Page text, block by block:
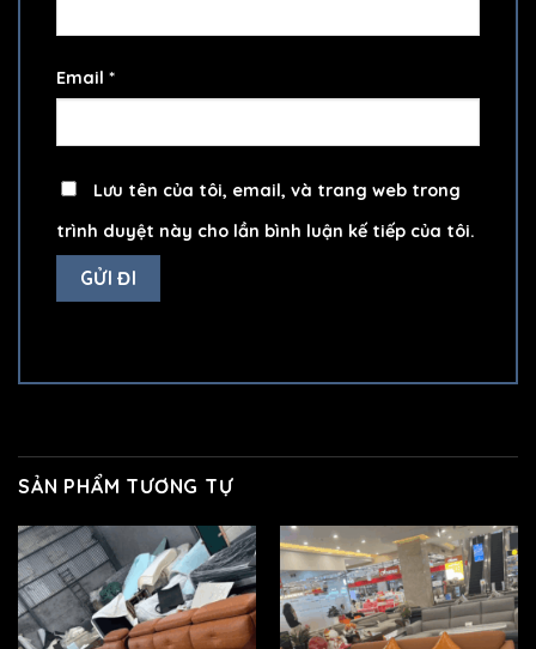
Email *
Lưu tên của tôi, email, và trang web trong
trình duyệt này cho lần bình luận kế tiếp của tôi.
SẢN PHẨM TƯƠNG TỰ